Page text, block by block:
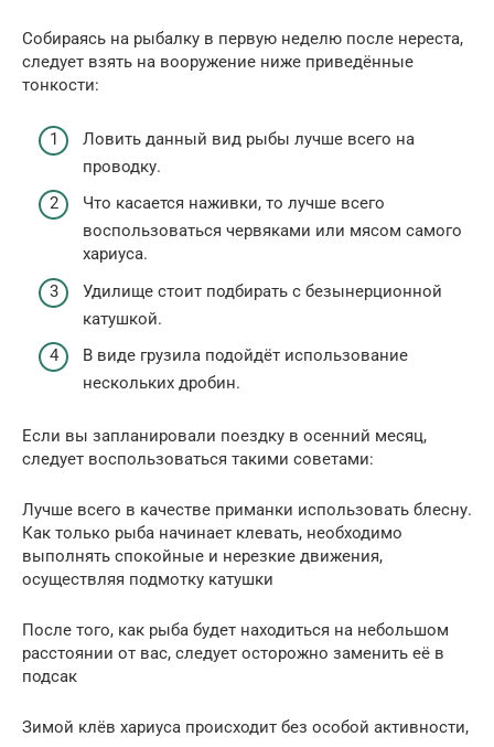
Собираясь на рыбалку в первую неделю после нереста,
следует взять на вооружение ниже приведённые
тонкости:
Ловить данный вид рыбы лучше всего на
проводку.
Что касается наживки, то лучше всего
воспользоваться червяками или мясом самого
хариуса.
Удилище стоит подбирать с безынерционной
катушкой.
В виде грузила подойдёт использование
нескольких дробин.
Если вы запланировали поездку в осенний месяц,
следует воспользоваться такими советами:
Лучше всего в качестве приманки использовать блесну.
Как только рыба начинает клевать, необходимо
выполнять спокойные и нерезкие движения,
осуществляя подмотку катушки
После того, как рыба будет находиться на небольшом
расстоянии от вас, следует осторожно заменить её в
подсак
Зимой клёв хариуса происходит без особой активности,